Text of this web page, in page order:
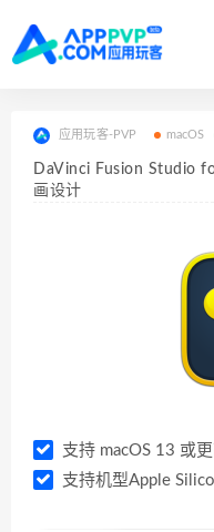
应用玩客-PVP macOS
DaVinci Fusion Studio
画设计
支持 macOS 13 或
支持机型Apple